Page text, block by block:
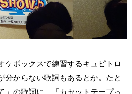
ケボックスで練習するキュピトロ
分からない歌詞もあるとか。たと
」の歌詞に、「カセットテープっ